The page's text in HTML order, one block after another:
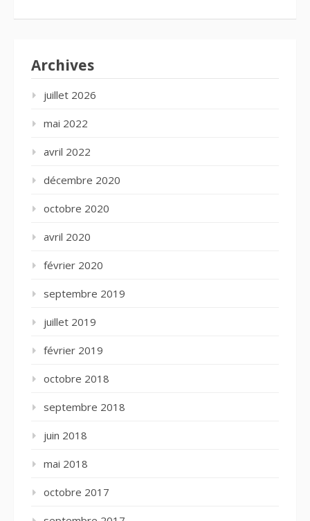
Archives
juillet 2026
mai 2022
avril 2022
décembre 2020
octobre 2020
avril 2020
février 2020
septembre 2019
juillet 2019
février 2019
octobre 2018
septembre 2018
juin 2018
mai 2018
octobre 2017